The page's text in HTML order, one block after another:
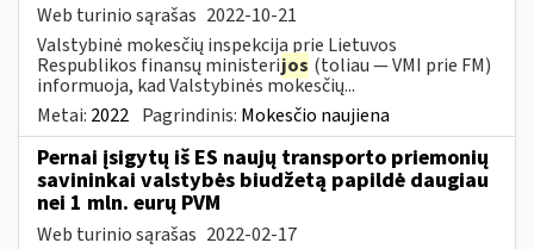
Web turinio sąrašas 2022-10-21
Valstybinė mokesčių inspekcija prie Lietuvos
Respublikos finansų ministerijos (toliau ― VMI prie FM)
informuoja, kad Valstybinės mokesčių...
Metai: 2022 Pagrindinis: Mokesčio naujiena
Pernai įsigytų iš ES naujų transporto priemonių
savininkai valstybės biudžetą papildė daugiau
nei 1 mln. eurų PVM
Web turinio sąrašas 2022-02-17